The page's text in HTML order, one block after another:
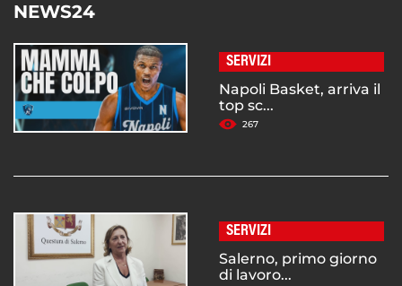
NEWS24
SERVIZI
Napoli Basket, arriva il
top sc...
267
SERVIZI
Salerno, primo giorno
di lavoro...